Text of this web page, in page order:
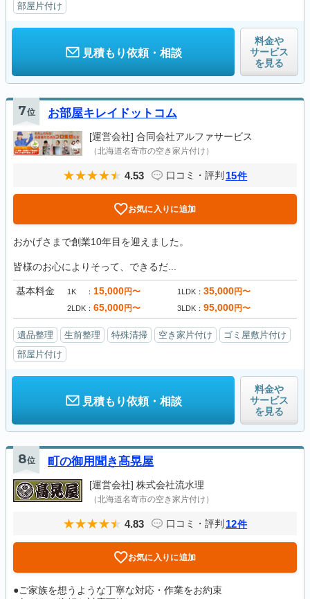
部屋片付け
見積もり依頼・相談
料金や
サービス
を見る
7位 お部屋キレイドットコム
[運営会社] 合同会社アルファサービス
（北海道名寄市の空き家片付け）
4.53 口コミ・評判 15件
お気に入りに追加
おかげさまで創業10年目を迎えました。
皆様のお心によりそって、できるだ...
基本料金 1K 15,000円〜 1LDK 35,000円〜
2LDK 65,000円〜 3LDK 95,000円〜
遺品整理 生前整理 特殊清掃 空き家片付け
ゴミ屋敷片付け
部屋片付け
見積もり依頼・相談
料金や
サービス
を見る
8位 町の御用聞き髙晃屋
[運営会社] 株式会社流水理
（北海道名寄市の空き家片付け）
4.83 口コミ・評判 12件
お気に入りに追加
●ご家族を想うような丁寧な対応・作業をお約束